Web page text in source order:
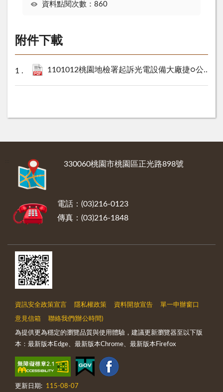
資料點閱次數：860
附件下載
1101012桃園地檢署起訴光電設備大廠捷○公司前高階主管涉嫌侵害營業秘密新聞稿.pdf
330060桃園市桃園區正光路898號
電話：(03)216-0123
傳真：(03)216-1848
資訊安全政策宣言 隱私權政策 資料開放宣告 單一申辦窗口
意見信箱 聯絡我們(辦公時間)
為提供更為穩定的瀏覽品質與使用體驗，建議更新瀏覽器至以下版
本：最新版本Edge、最新版本Chrome、最新版本Firefox
更新日期: 115-08-07